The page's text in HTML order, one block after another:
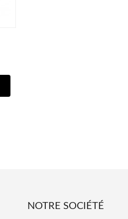
NOTRE SOCIÉTÉ